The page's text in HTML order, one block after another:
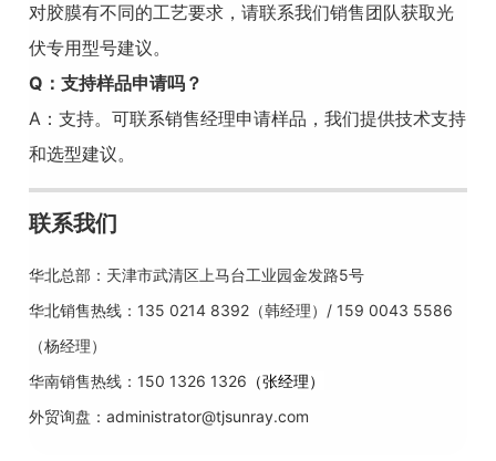
对胶膜有不同的工艺要求，请联系我们销售团队获取光
伏专用型号建议。
Q：支持样品申请吗？
A：支持。可联系销售经理申请样品，我们提供技术支持
和选型建议。
联系我们
华北总部：天津市武清区上马台工业园金发路5号
华北销售热线：135 0214 8392（韩经理）/ 159 0043 5586
（杨经理）
华南销售热线：150 1326 1326 （张经理）
外贸询盘：administrator@tjsunray.com